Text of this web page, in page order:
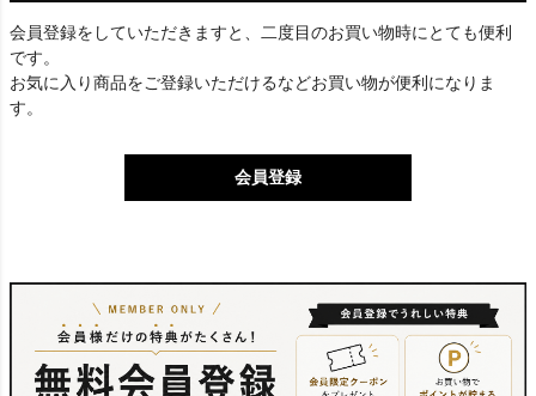
会員登録をしていただきますと、二度目のお買い物時にとても便利
です。
お気に入り商品をご登録いただけるなどお買い物が便利になりま
す。
会員登録